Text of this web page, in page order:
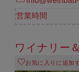
営業時間
ワイナリー
お気に入りに追加